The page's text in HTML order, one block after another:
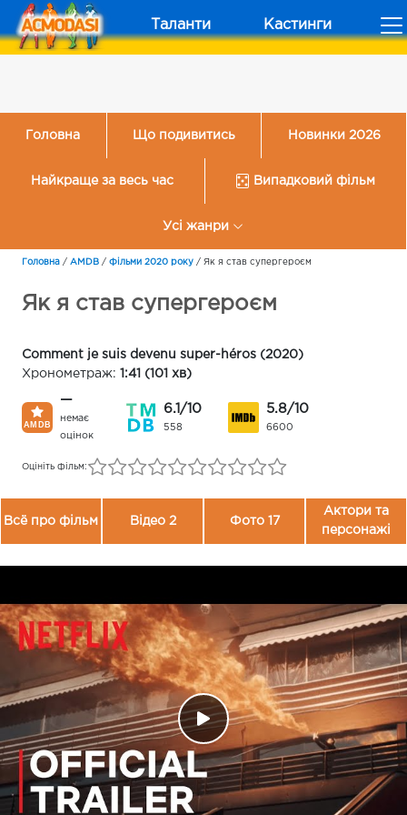
Таланти Кастинги
Головна Що подивитись Новинки 2026
Найкраще за весь час Випадковий фільм
Усі жанри
Головна / AMDB / Фільми 2020 року / Як я став супергероєм
Як я став супергероєм
Comment je suis devenu super-héros (2020)
Хронометраж: 1:41 (101 хв)
—
немає
оцінок
6.1/10
558
5.8/10
6600
Оцініть фільм:
Всё про фільм Відео 2 Фото 17
Актори та
персонажі